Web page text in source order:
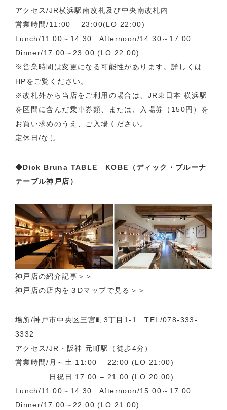
アクセス/JR横浜駅南改札及び中央南改札内
営業時間/11:00 – 23:00(LO 22:00)
Lunch/11:00～14:30 Afternoon/14:30～17:00
Dinner/17:00～23:00 (LO 22:00)
※営業時間は変更になる可能性があります。詳しくは
HPをご覧ください。
※改札外から当店をご利用の場合は、JR東日本 横浜駅
を区間に含んだ乗車券類、または、入場券（150円）を
お買い求めのうえ、ご入場ください。
定休日/なし
◆Dick Bruna TABLE KOBE（ディック・ブルーナ
テーブル神戸店）
神戸店の紹介記事 ＞＞
神戸店の店内を３Dマップで見る＞＞
場所/神戸市中央区三宮町3丁目1-1 TEL/078-333-
3332
アクセス/JR・阪神 元町駅（徒歩4分）
営業時間/月～土 11:00 – 22:00 (LO 21:00)
日祝日 17:00 – 21:00 (LO 20:00)
Lunch/11:00～14:30 Afternoon/15:00～17:00
Dinner/17:00～22:00 (LO 21:00)